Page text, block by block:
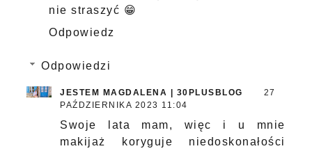
nie straszyć 😁
Odpowiedz
Odpowiedzi
JESTEM MAGDALENA | 30PLUSBLOG
27
PAŹDZIERNIKA 2023 11:04
Swoje lata mam, więc i u mnie
makijaż koryguje niedoskonałości